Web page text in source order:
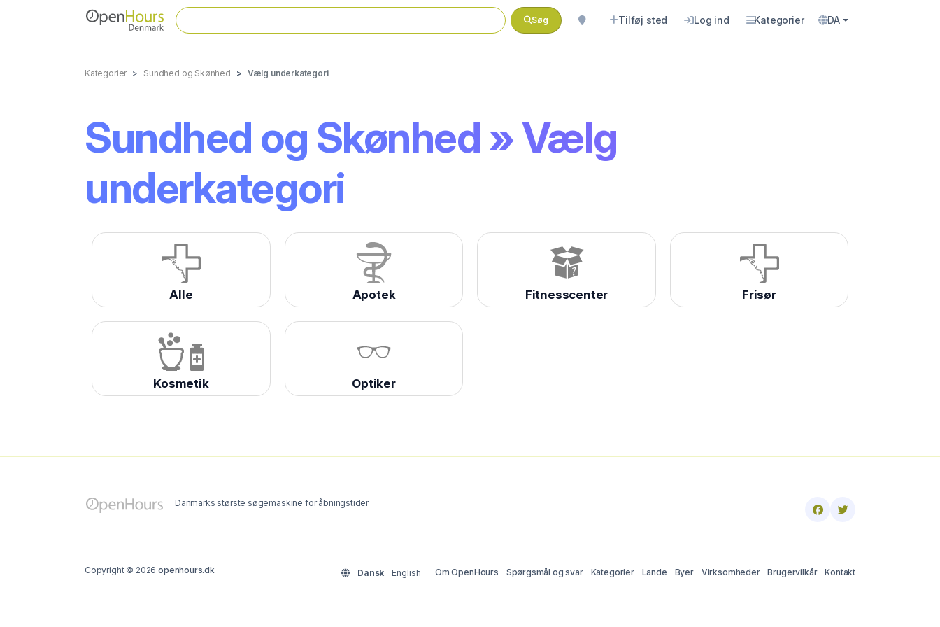
Søg Tilføj sted Log ind Kategorier DA
Kategorier Sundhed og Skønhed Vælg underkategori
Sundhed og Skønhed » Vælg
underkategori
Alle Apotek Fitnesscenter Frisør
Kosmetik Optiker
Danmarks største søgemaskine for åbningstider
Copyright © 2026openhours.dk Om OpenHours Spørgsmål og svar Kategorier Lande Byer Virksomheder Brugervilkår Kontakt
Dansk English